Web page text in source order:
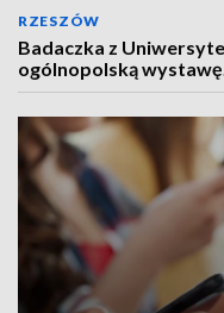
RZESZÓW
Badaczka z
ogólnopolską